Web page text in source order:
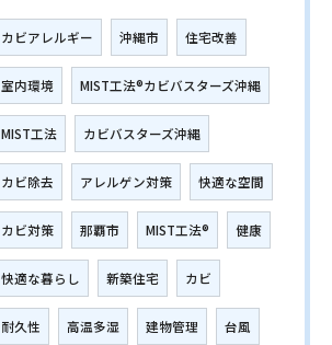
カビアレルギー 沖縄市 住宅改善
室内環境 MIST工法®カビバスターズ沖縄
MIST工法 カビバスターズ沖縄
カビ除去 アレルゲン対策 快適な空間
カビ対策 那覇市 MIST工法® 健康
快適な暮らし 新築住宅 カビ
耐久性 高温多湿 建物管理 台風